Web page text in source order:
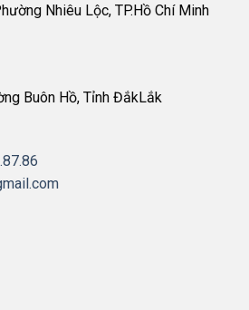
Nhiêu Lộc, TP.Hồ Chí Minh
Buôn Hồ, Tỉnh ĐắkLắk